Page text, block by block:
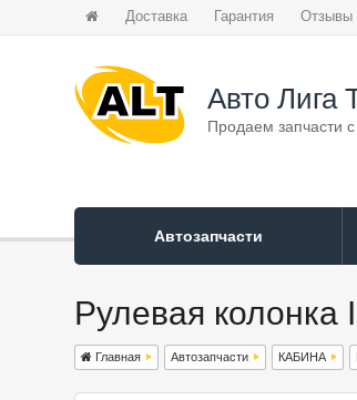
Доставка Гарантия Отзывы
Авто Лига
Продаем запчасти
Автозапчасти
Рулевая колонка
Главная Автозапчасти КАБИНА